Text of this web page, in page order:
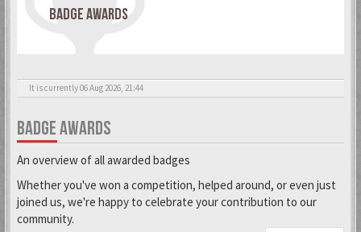
BADGE AWARDS
It is currently 06 Aug 2026, 21:44
BADGE AWARDS
An overview of all awarded badges
Whether you've won a competition, helped around, or even just
joined us, we're happy to celebrate your contribution to our
community.